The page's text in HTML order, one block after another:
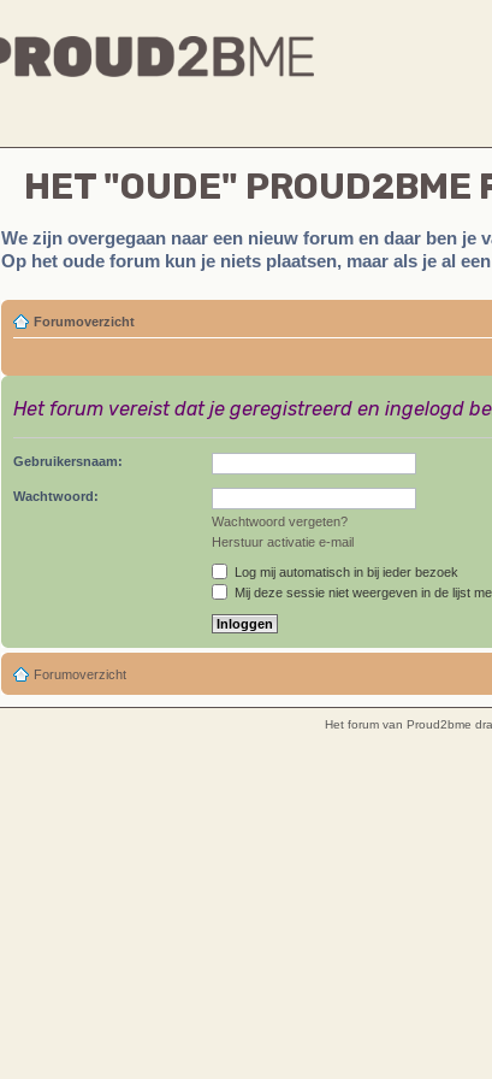
HET "OUDE" PROUD2BME
We zijn overgegaan naar een nieuw forum en daar ben je
Op het oude forum kun je niets plaatsen, maar als je al
Forumoverzicht
Het forum vereist dat je geregistreerd en ingelogd
Gebruikersnaam:
Wachtwoord:
Wachtwoord vergeten?
Herstuur activatie e-mail
Log mij automatisch in bij ieder bezoek
Mij deze sessie niet weergeven in de lijst
Forumoverzicht
Het forum van Proud2bme